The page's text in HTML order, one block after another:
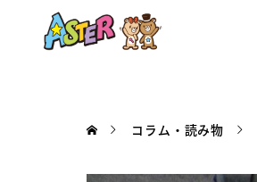
コラム・読み物